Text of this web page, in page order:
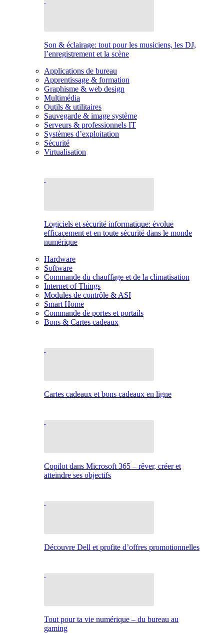
Son & éclairage: tout pour les musiciens, les DJ,
l’enregistrement et la scène
Applications de bureau
Apprentissage & formation
Graphisme & web design
Multimédia
Outils & utilitaires
Sauvegarde & image système
Serveurs & professionnels IT
Systèmes d’exploitation
Sécurité
Virtualisation
Logiciels et sécurité informatique: évolue
efficacement et en toute sécurité dans le monde
numérique
Hardware
Software
Commande du chauffage et de la climatisation
Internet of Things
Modules de contrôle & ASI
Smart Home
Commande de portes et portails
Bons & Cartes cadeaux
Cartes cadeaux et bons cadeaux en ligne
Copilot dans Microsoft 365 – rêver, créer et
atteindre ses objectifs
Découvre Dell et profite d’offres promotionnelles
Tout pour ta vie numérique – du bureau au
gaming